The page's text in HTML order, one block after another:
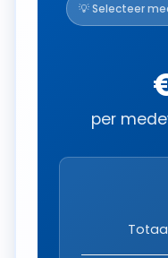
💡 Selecteer
per